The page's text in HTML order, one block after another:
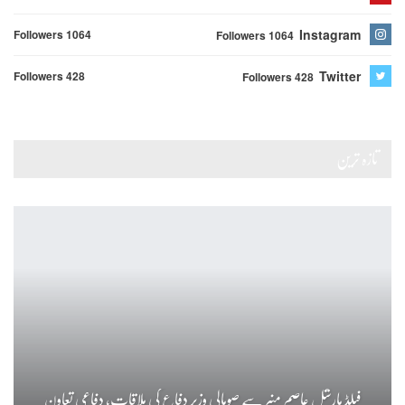
Instagram
Followers 1064
Followers 1064
Twitter
Followers 428
Followers 428
فیلڈ مارشل عاصم منیر سے صومالی وزیر دفاع کی ملاقات، دفاعی تعاون